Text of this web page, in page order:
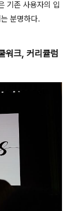
기존 사용자의 입
분명하다.
워크, 커리큘럼